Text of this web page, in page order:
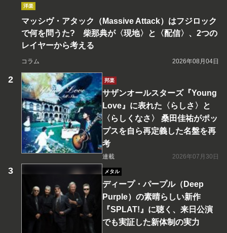
洋楽
マッシヴ・アタック（Massive Attack）はフジロック
で何を問うた? 柴那典が〈現地〉と〈配信〉、2つの
レイヤーから考える
コラム 2026年08月04日
邦楽
サザンオールスターズ『Young
Love』に表れた〈らしさ〉と
〈らしくなさ〉 桑田佳祐がポッ
プスを自ら再定義した名盤を再
考
連載 2026年07月30日
メタル
ディープ・パープル（Deep
Purple）の素晴らしい新作
『SPLAT!』に聴く、来日公演
でも実証した新体制の実力